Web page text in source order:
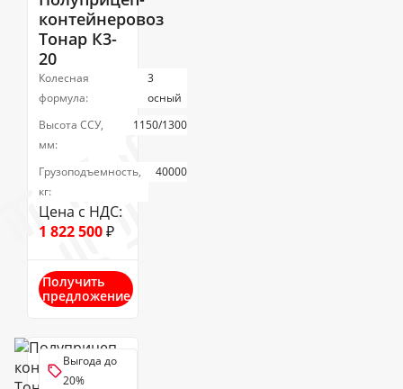
контейнеровоз
Тонар К3-
20
Колесная
формула:
3
осный
Высота ССУ,
мм:
1150/1300
Грузоподъемность,
кг:
40000
Цена с НДС:
1 822 500₽
Получить
предложение
Выгода до
20%